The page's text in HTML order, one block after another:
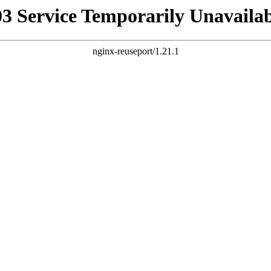
Service Temporarily
nginx-reuseport/1.21.1